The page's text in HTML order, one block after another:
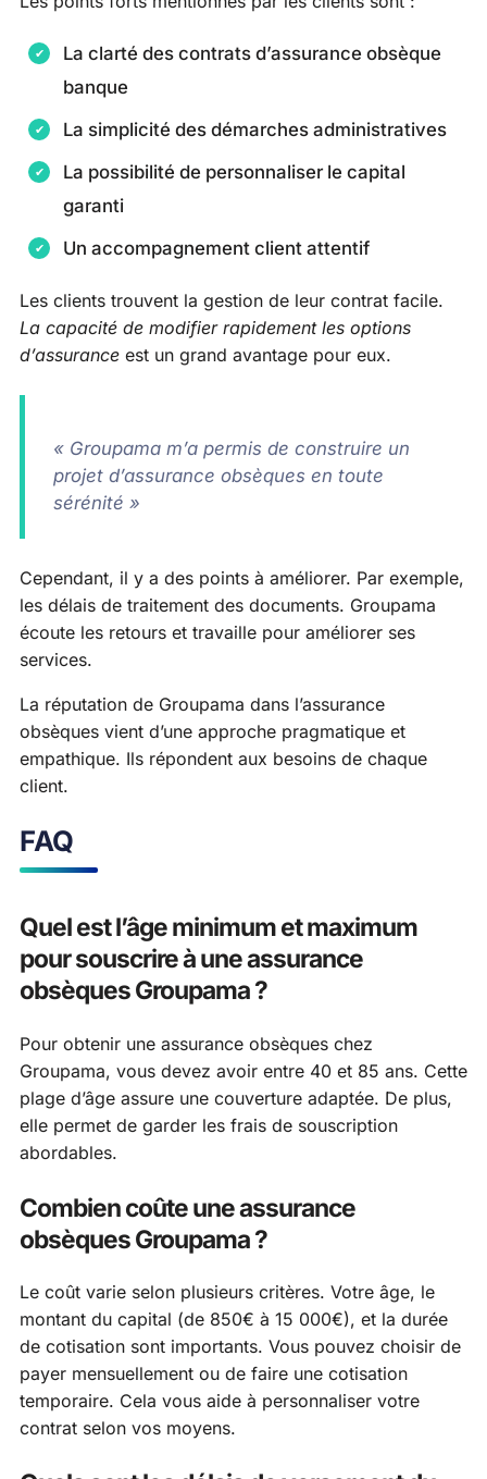
La clarté des contrats d’assurance obsèque
banque
La simplicité des démarches administratives
La possibilité de personnaliser le capital
garanti
Un accompagnement client attentif
Les clients trouvent la gestion de leur contrat facile.
La capacité de modifier rapidement les options
d’assurance est un grand avantage pour eux.
« Groupama m’a permis de construire un
projet d’assurance obsèques en toute
sérénité »
Cependant, il y a des points à améliorer. Par exemple,
les délais de traitement des documents. Groupama
écoute les retours et travaille pour améliorer ses
services.
La réputation de Groupama dans l’assurance
obsèques vient d’une approche pragmatique et
empathique. Ils répondent aux besoins de chaque
client.
FAQ
Quel est l’âge minimum et maximum
pour souscrire à une assurance
obsèques Groupama ?
Pour obtenir une assurance obsèques chez
Groupama, vous devez avoir entre 40 et 85 ans. Cette
plage d’âge assure une couverture adaptée. De plus,
elle permet de garder les frais de souscription
abordables.
Combien coûte une assurance
obsèques Groupama ?
Le coût varie selon plusieurs critères. Votre âge, le
montant du capital (de 850€ à 15 000€), et la durée
de cotisation sont importants. Vous pouvez choisir de
payer mensuellement ou de faire une cotisation
temporaire. Cela vous aide à personnaliser votre
contrat selon vos moyens.